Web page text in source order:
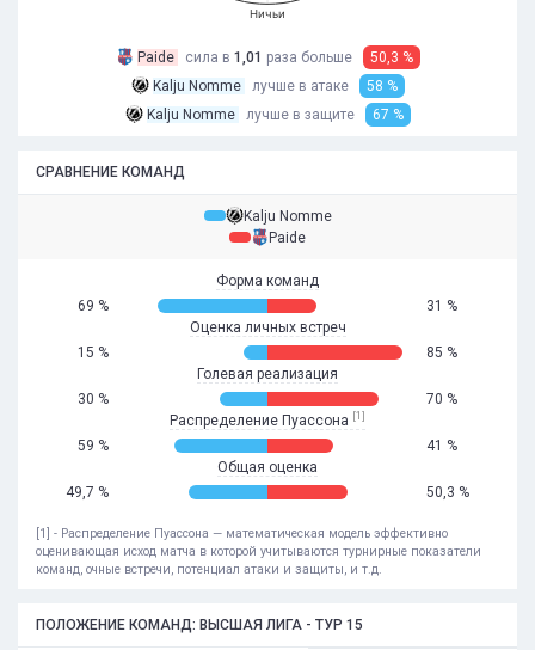
Ничьи
Paide сила в 1,01 раза больше
50,3 %
Kalju Nomme
лучше в атаке
58 %
Kalju Nomme
лучше в защите 67 %
СРАВНЕНИЕ КОМАНД
Kalju Nomme
Paide
Форма команд
69 %
31 %
Оценка личных встреч
15 %
85 %
Голевая реализация
30 %
70 %
Распределение Пуассона [1]
59 %
41 %
Общая оценка
49,7 %
50,3 %
[1] - Распределение Пуассона — математическая модель эффективно
оценивающая исход матча в которой учитываются турнирные показатели
команд, очные встречи, потенциал атаки и защиты, и т.д.
ПОЛОЖЕНИЕ КОМАНД: ВЫСШАЯ ЛИГА - ТУР 15